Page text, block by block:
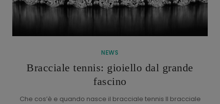
NEWS
Bracciale tennis: gioiello dal grande
fascino
Che cos’è e quando nasce il bracciale tennis Il bracciale